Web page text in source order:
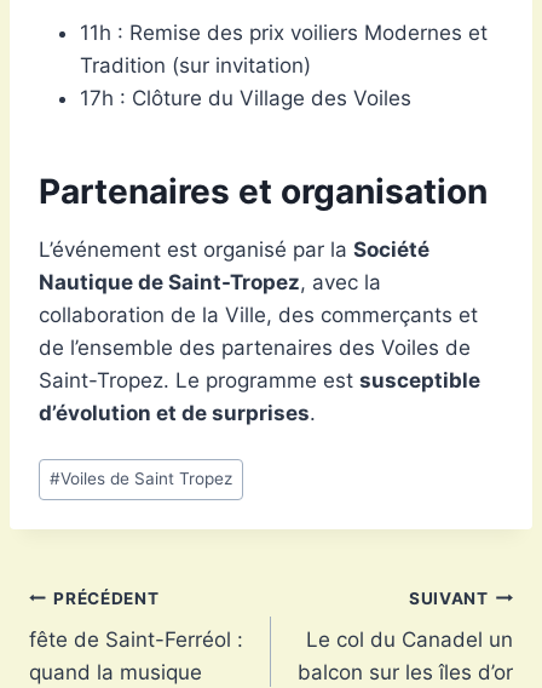
11h : Remise des prix voiliers Modernes et
Tradition (sur invitation)
17h : Clôture du Village des Voiles
Partenaires et organisation
L’événement est organisé par la Société
Nautique de Saint-Tropez, avec la
collaboration de la Ville, des commerçants et
de l’ensemble des partenaires des Voiles de
Saint-Tropez. Le programme est susceptible
d’évolution et de surprises.
Étiquettes
de
la
#Voiles de Saint Tropez
Navigation
de
PRÉCÉDENT
fête de Saint-Ferréol :
quand la musique
SUIVANT
Le col du Canadel un
balcon sur les îles d’or